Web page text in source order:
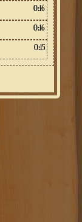
0:16
0:16
0:15